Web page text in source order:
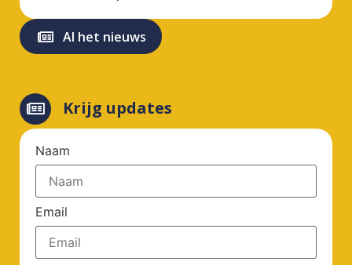
Al het nieuws
Krijg updates
Naam
Email